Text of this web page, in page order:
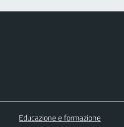
Educazione e formazione